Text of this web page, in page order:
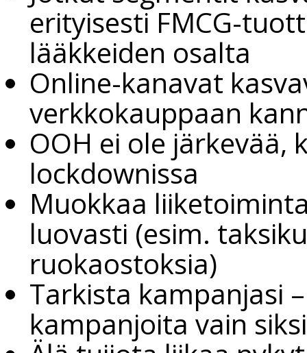
erityisesti FMCG-
lääkkeiden osalta
Online-kanavat
verkkokauppaan
OOH ei ole järkevää,
lockdownissa
Muokkaa
luovasti (esim.
ruokaostoksia)
Tarkista kampanjasi
kampanjoita vain